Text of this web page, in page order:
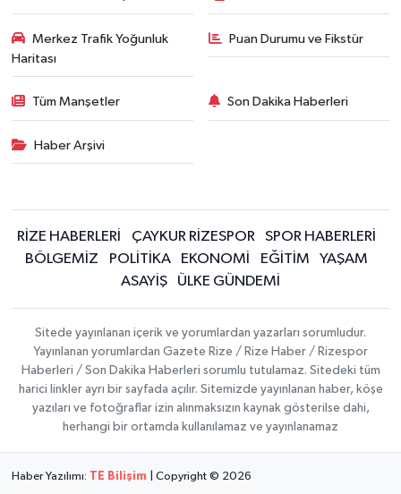
Merkez Trafik Yoğunluk
Haritası
Puan Durumu ve Fikstür
Tüm Manşetler Son Dakika Haberleri
Haber Arşivi
RİZE HABERLERİ ÇAYKUR RİZESPOR
SPOR HABERLERİ
BÖLGEMİZ
POLİTİKA EKONOMİ EĞİTİM
YAŞAM
ASAYİŞ
ÜLKE GÜNDEMİ
Sitede yayınlanan içerik ve yorumlardan yazarları sorumludur.
Yayınlanan yorumlardan Gazete Rize / Rize Haber / Rizespor
Haberleri / Son Dakika Haberleri sorumlu tutulamaz. Sitedeki tüm
harici linkler ayrı bir sayfada açılır. Sitemizde yayınlanan haber, köşe
yazıları ve fotoğraflar izin alınmaksızın kaynak gösterilse dahi,
herhangi bir ortamda kullanılamaz ve yayınlanamaz
Haber Yazılımı: TE Bilişim | Copyright © 2026